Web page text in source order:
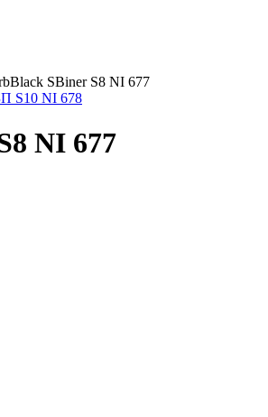
SBiner S8 NI 677
S10 NI 678
NI 677